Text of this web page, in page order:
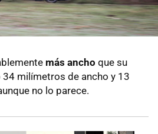
más ancho que su
34 milímetros de ancho y 13
no lo parece.